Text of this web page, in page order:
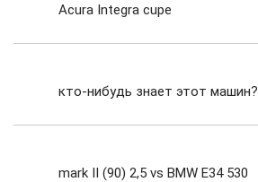
Acura Integra cupe
кто-нибудь знает этот машин?
mark II (90) 2,5 vs BMW E34 530